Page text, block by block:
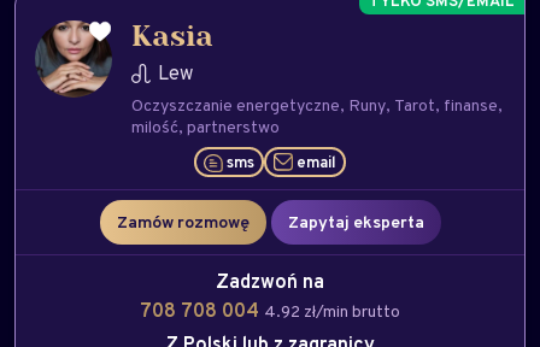
Kasia
Lew
Oczyszczanie energetyczne Runy Tarot finanse
milość partnerstwo
sms email
Zamów rozmowę Zapytaj eksperta
Zadzwoń na
708 708 004 4.92 zł/min brutto